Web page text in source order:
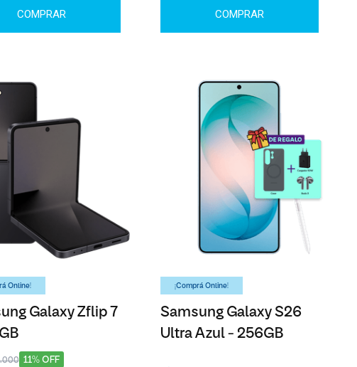
COMPRAR COMPRAR
Online!
Galaxy Zflip 7
11% OFF
¡Comprá Online!
Samsung Galaxy S26
Ultra Azul - 256GB